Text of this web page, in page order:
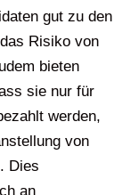
gut zu den
Risiko von
bieten
sie nur für
werden,
von
Dies
an